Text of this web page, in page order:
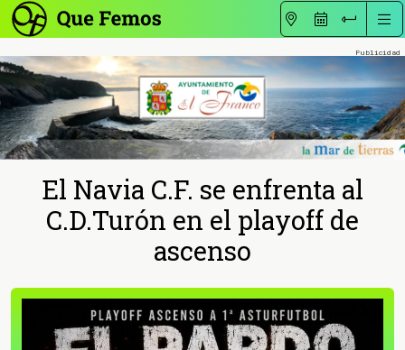
El Navia C.F. se enfrenta al
C.D.Turón en el playoff de
ascenso